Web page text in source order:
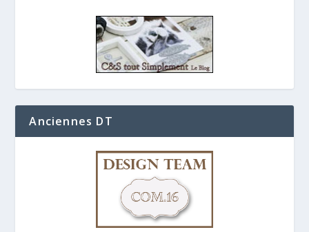
Anciennes DT